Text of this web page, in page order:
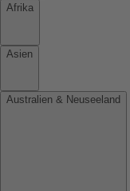
Afrika
Asien
Australien & Neuseeland